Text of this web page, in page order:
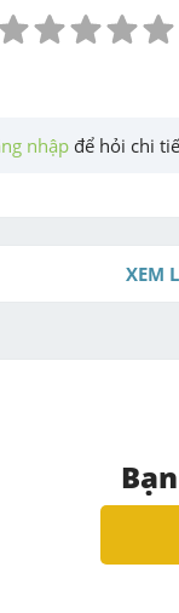
nhập để hỏi chi
XEM